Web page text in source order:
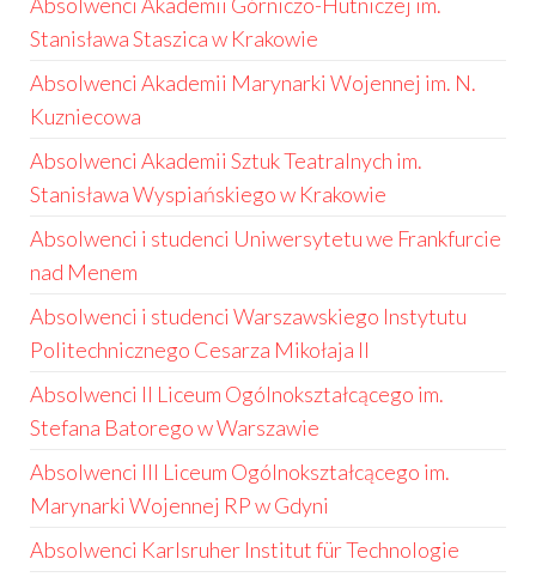
Stanisława Staszica w Krakowie
Absolwenci Akademii Marynarki Wojennej im. N.
Kuzniecowa
Absolwenci Akademii Sztuk Teatralnych im.
Stanisława Wyspiańskiego w Krakowie
Absolwenci i studenci Uniwersytetu we Frankfurcie
nad Menem
Absolwenci i studenci Warszawskiego Instytutu
Politechnicznego Cesarza Mikołaja II
Absolwenci II Liceum Ogólnokształcącego im.
Stefana Batorego w Warszawie
Absolwenci III Liceum Ogólnokształcącego im.
Marynarki Wojennej RP w Gdyni
Absolwenci Karlsruher Institut für Technologie